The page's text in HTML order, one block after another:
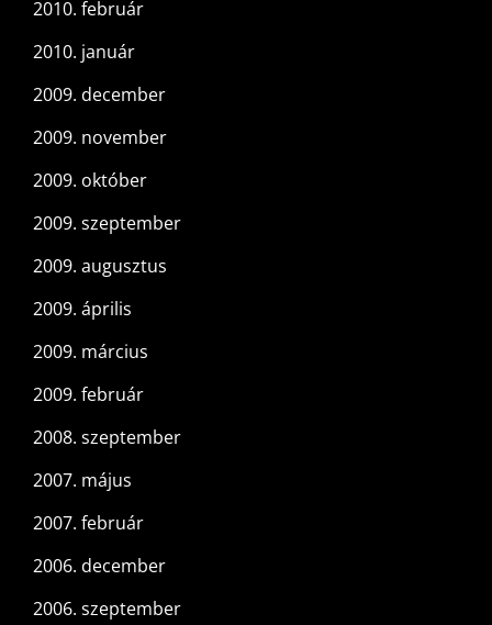
2010. február
2010. január
2009. december
2009. november
2009. október
2009. szeptember
2009. augusztus
2009. április
2009. március
2009. február
2008. szeptember
2007. május
2007. február
2006. december
2006. szeptember